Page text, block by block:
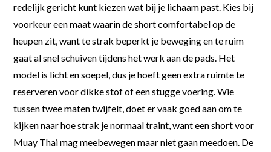
redelijk gericht kunt kiezen wat bij je lichaam past. Kies bij
voorkeur een maat waarin de short comfortabel op de
heupen zit, want te strak beperkt je beweging en te ruim
gaat al snel schuiven tijdens het werk aan de pads. Het
model is licht en soepel, dus je hoeft geen extra ruimte te
reserveren voor dikke stof of een stugge voering. Wie
tussen twee maten twijfelt, doet er vaak goed aan om te
kijken naar hoe strak je normaal traint, want een short voor
Muay Thai mag meebewegen maar niet gaan meedoen. De